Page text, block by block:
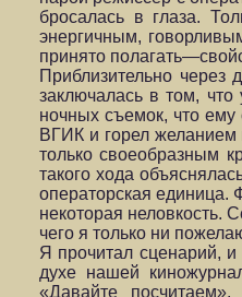
бросалась в глаза.
энергичным,
принято
Приблизительно
заключалась в том,
ночных съемок, что
ВГИК и горел желанием
только своеобразным
такого хода
операторская единица.
некоторая неловкость.
чего я только ни
Я прочитал сценарий,
духе нашей
«Давайте